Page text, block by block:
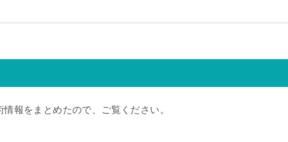
報をまとめたので、ご覧ください。